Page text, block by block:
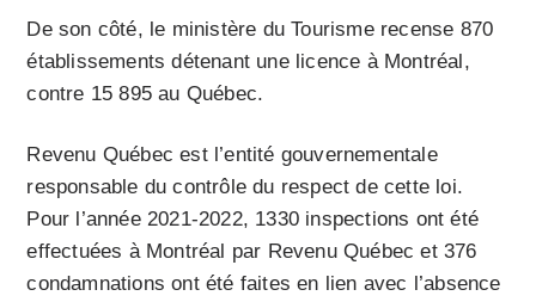
De son côté, le ministère du Tourisme recense 870
établissements détenant une licence à Montréal,
contre 15 895 au Québec.
Revenu Québec est l’entité gouvernementale
responsable du contrôle du respect de cette loi.
Pour l’année 2021-2022, 1330 inspections ont été
effectuées à Montréal par Revenu Québec et 376
condamnations ont été faites en lien avec l’absence